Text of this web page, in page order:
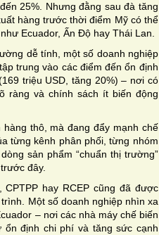
25%. Nhưng đằng sau đà tăng
hàng trước thời điểm Mỹ có thể
Ecuador, Ấn Độ hay Thái Lan.
dễ tính, một số doanh nghiệp
trung vào các điểm đến ổn định
triệu USD, tăng 20%) – nơi có
ràng và chính sách ít biến động
thô, mà đang đẩy mạnh chế
từng kênh phân phối, từng nhóm
sản phẩm “chuẩn thị trường”
đây.
hay RCEP cũng đã được
Một số doanh nghiệp nhìn xa
– nơi các nhà máy chế biến
ổn định chi phí và tăng sức cạnh